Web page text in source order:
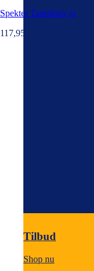
Tilbud
Shop nu
Spekter Tapetkniv (s
117,95